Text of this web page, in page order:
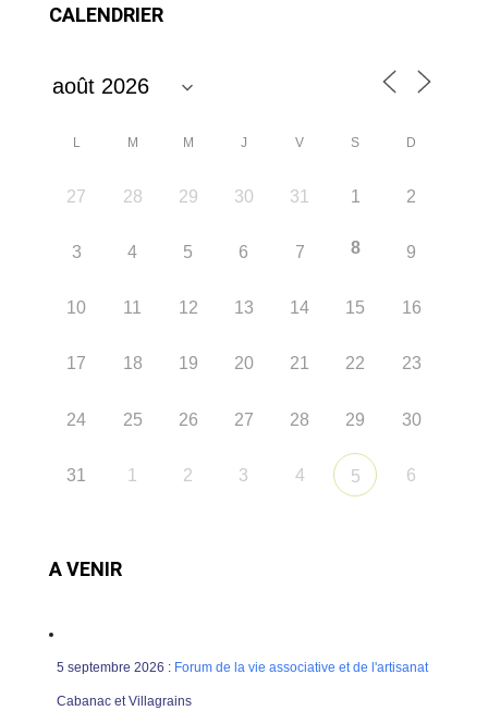
CALENDRIER
L M M J V S D
27 28 29 30 31 1 2
3 4 5 6 7 8 9
10 11 12 13 14 15 16
17 18 19 20 21 22 23
24 25 26 27 28 29 30
31 1 2 3 4 5 6
A VENIR
5 septembre 2026 : Forum de la vie associative et de l'artisanat
Cabanac et Villagrains